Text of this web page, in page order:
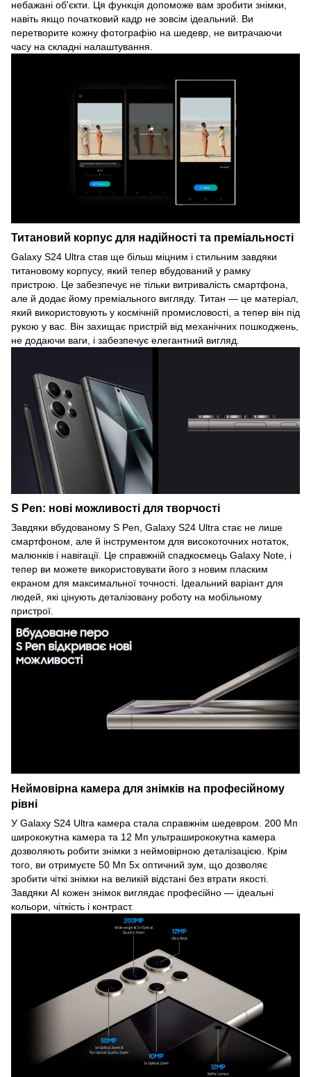
небажані об'єкти. Ця функція допоможе вам зробити знімки,
навіть якщо початковий кадр не зовсім ідеальний. Ви
перетворите кожну фотографію на шедевр, не витрачаючи
часу на складні налаштування.
Титановий корпус для надійності та преміальності
Galaxy S24 Ultra став ще більш міцним і стильним завдяки
титановому корпусу, який тепер вбудований у рамку
пристрою. Це забезпечує не тільки витривалість смартфона,
але й додає йому преміального вигляду. Титан — це матеріал,
який використовують у космічній промисловості, а тепер він під
рукою у вас. Він захищає пристрій від механічних пошкоджень,
не додаючи ваги, і забезпечує елегантний вигляд.
S Pen: нові можливості для творчості
Завдяки вбудованому S Pen, Galaxy S24 Ultra стає не лише
смартфоном, але й інструментом для високоточних нотаток,
малюнків і навігації. Це справжній спадкоємець Galaxy Note, і
тепер ви можете використовувати його з новим пласким
екраном для максимальної точності. Ідеальний варіант для
людей, які цінують деталізовану роботу на мобільному
пристрої.
Неймовірна камера для знімків на професійному
рівні
У Galaxy S24 Ultra камера стала справжнім шедевром. 200 Мп
ширококутна камера та 12 Мп ультраширококутна камера
дозволяють робити знімки з неймовірною деталізацією. Крім
того, ви отримуєте 50 Мп 5x оптичний зум, що дозволяє
зробити чіткі знімки на великій відстані без втрати якості.
Завдяки AI кожен знімок виглядає професійно — ідеальні
кольори, чіткість і контраст.